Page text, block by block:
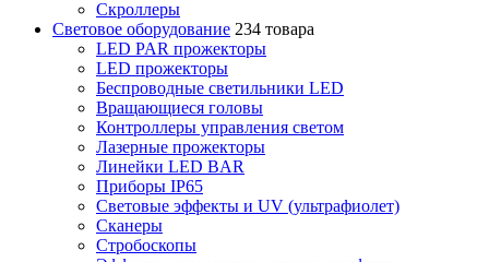
Скроллеры
Световое оборудование 234 товара
LED PAR прожекторы
LED прожекторы
Беспроводные светильники LED
Вращающиеся головы
Контроллеры управления светом
Лазерные прожекторы
Линейки LED BAR
Приборы IP65
Световые эффекты и UV (ультрафиолет)
Сканеры
Стробоскопы